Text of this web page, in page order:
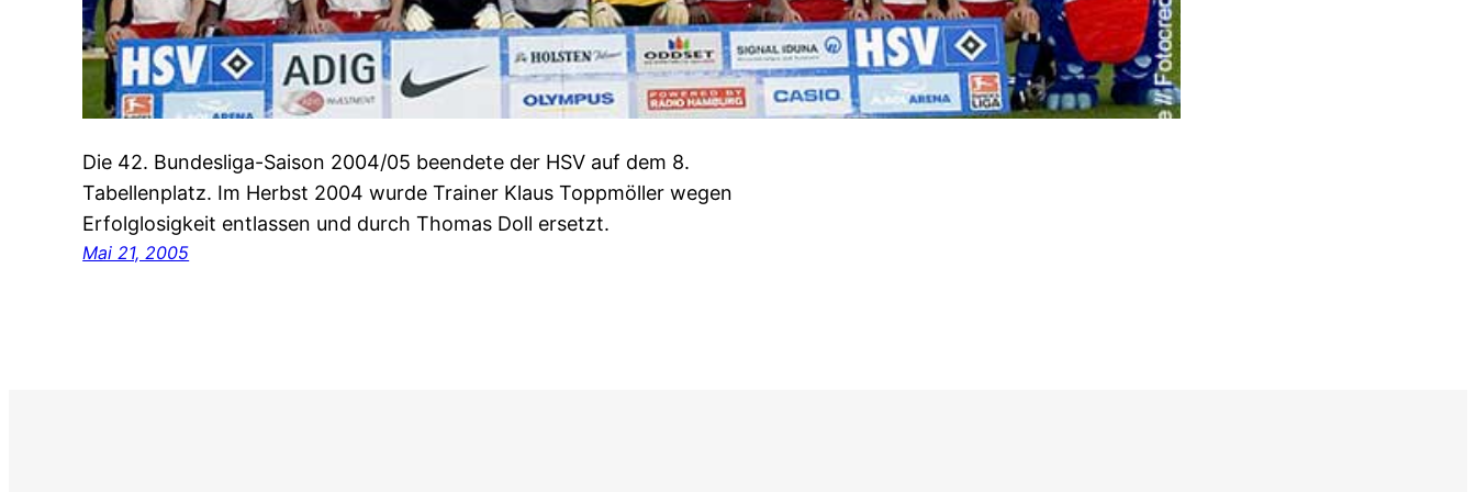
Die 42. Bundesliga-Saison 2004/05 beendete der HSV auf dem 8.
Tabellenplatz. Im Herbst 2004 wurde Trainer Klaus Toppmöller wegen
Erfolglosigkeit entlassen und durch Thomas Doll ersetzt.
Mai 21, 2005